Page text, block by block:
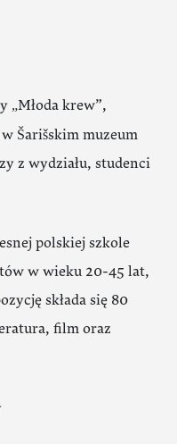
„Młoda krew”,
Šarišskim muzeum
z wydziału, studenci
polskiej szkole
w wieku 20-45 lat,
składa się 80
film oraz